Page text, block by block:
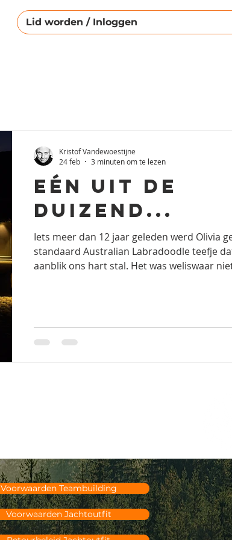
Lid worden / Inloggen
Eén uit de
duizend...
Iets meer dan 12 jaar geleden werd Olivia
standaard Australian Labradoodle teefje
aanblik ons hart stal. Het was weliswaar
vertrouwensdier en bondgenoot vonden.
Kristof Vandewoestijne
24 feb
3 minuten om te lezen
Voorwaarden Teambuilding
Voorwaarden Jachtoutfit